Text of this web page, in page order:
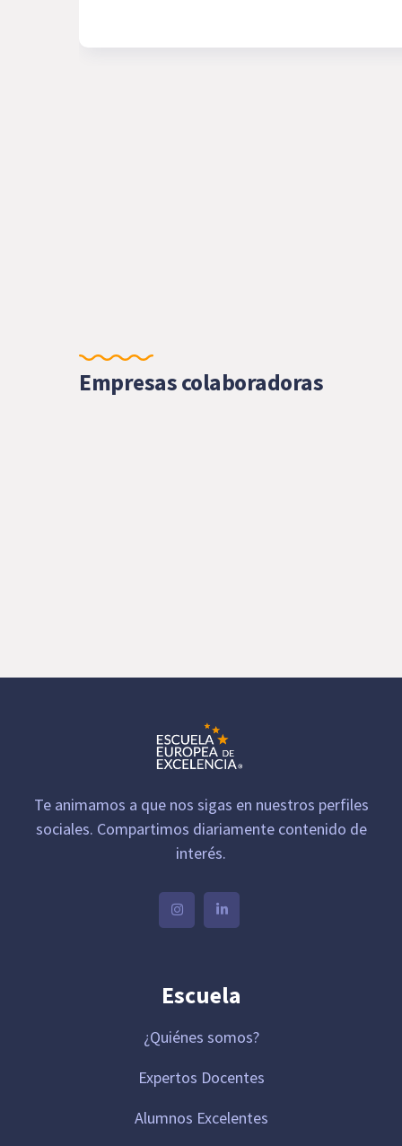
Empresas colaboradoras
Te animamos a que nos sigas en nuestros perfiles
sociales. Compartimos diariamente contenido de
interés.
Escuela
¿Quiénes somos?
Expertos Docentes
Alumnos Excelentes